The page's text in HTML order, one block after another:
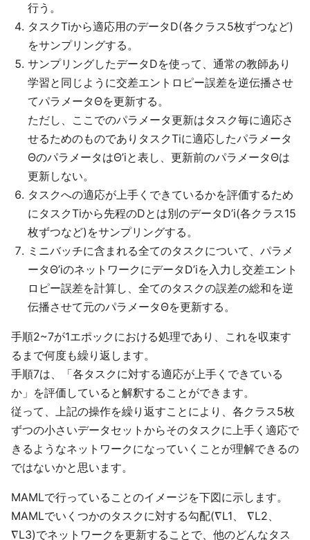
行う。
タスクTiから適応用のデータD(各クラス5枚ずつなど)
をサンプリングする。
サンプリングしたデータDを使って、通常の教師あり
学習と同じように交差エントロピー誤差を逆伝播させ
てパラメータΘを更新する。
ただし、ここでのパラメータ更新はタスク毎に適応さ
せるためのものでありタスクTiに適応したパラメータ
ΘのパラメータはΘ’iと表し、更新前のパラメータΘは
更新しない。
タスクへの適応が上手くできているかを評価するため
にタスクTiから先程のDとは別のデータD’i(各クラス15
枚ずつなど)をサンプリングする。
ミニバッチに含まれる全てのタスクについて、パラメ
ータΘ’iのネットワークにデータD’iを入力し交差エント
ロピー誤差を計算し、全てのタスクの誤差の総和を逆
伝播させて元のパラメータΘを更新する。
手順2~7が1エポックにおける処理であり、これを収束す
るまで何度も繰り返します。
手順7は、「各タスクに対する適応が上手くできている
か」を評価していると解釈することができます。
従って、上記の操作を繰り返すことにより、各クラス5枚
ずつの小さいデータセットからそのタスクに上手く適応で
きるようなネットワークになっていくことが理解できるの
ではないかと思います。
MAMLで行っていることのイメージを下図に示します。
MAMLでいくつかのタスクに対する勾配(∇L1、 ∇L2、
∇L3)でネットワークを更新することで、他のどんなタス